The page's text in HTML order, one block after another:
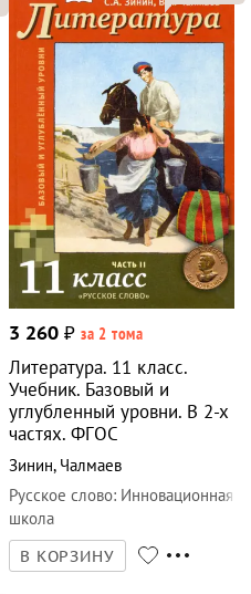
3 260 ₽ за 2 тома
Литература. 11 класс.
Учебник. Базовый и
углубленный уровни. В 2-х
частях. ФГОС
Зинин, Чалмаев
Русское слово: Инновационная
школа
В КОРЗИНУ